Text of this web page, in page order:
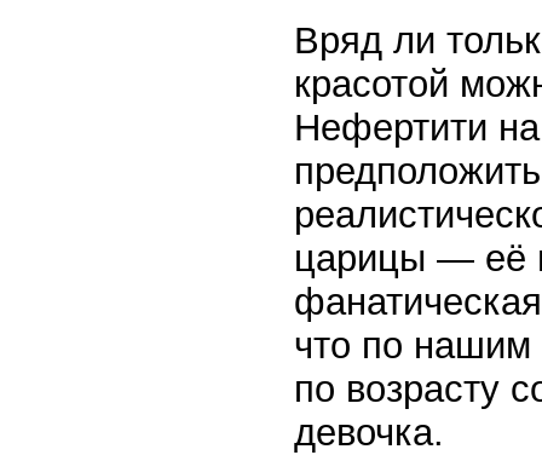
Вряд ли
красотой
Нефертити
царицы — её
что по нашим
по возрасту
девочка.